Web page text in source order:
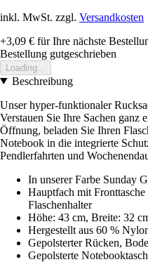
inkl. MwSt. zzgl. Versandkosten
+3,09 € für Ihre nächste
Bestellung gutgeschrieben
Loading...
Beschreibung
Unser hyper-funktionaler
Verstauen Sie Ihre Sachen ganz
Öffnung, beladen Sie Ihren
Notebook in die integrierte
Pendlerfahrten und
In unserer Farbe Sunday
Hauptfach mit
Flaschenhalter
Höhe: 43 cm, Breite: 32
Hergestellt aus 60 %
Gepolsterter Rücken,
Gepolsterte